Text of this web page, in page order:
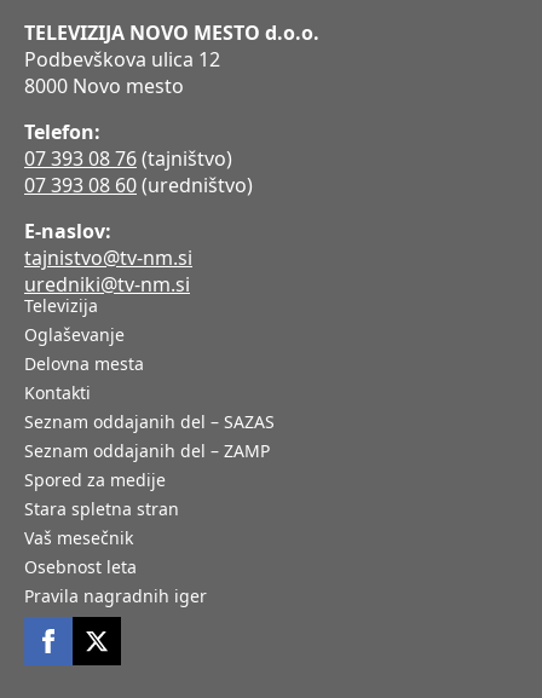
TELEVIZIJA NOVO MESTO d.o.o.
Podbevškova ulica 12
8000 Novo mesto
Telefon:
07 393 08 76(tajništvo)
07 393 08 60(uredništvo)
E-naslov:
tajnistvo@tv-nm.si
uredniki@tv-nm.si
Televizija
Oglaševanje
Delovna mesta
Kontakti
Seznam oddajanih del – SAZAS
Seznam oddajanih del – ZAMP
Spored za medije
Stara spletna stran
Vaš mesečnik
Osebnost leta
Pravila nagradnih iger